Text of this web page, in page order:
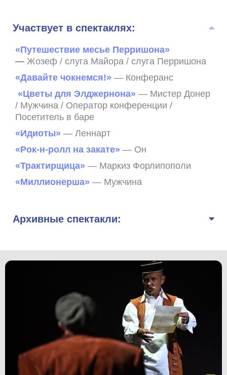
Участвует в спектаклях:
«Путешествие месье Перришона»
— Жозеф / слуга Майора / слуга Перришона
«Давайте чокнемся!» — Конферанс
«Цветы для Элджернона» — Мистер Донер
/ Мужчина / Оператор конференции /
Посетитель в баре
«Идиоты» — Леннарт
«Рок-н-ролл на закате» — Он
«Трактирщица» — Маркиз Форлипополи
«Миллионерша» — Мужчина
Архивные спектакли: